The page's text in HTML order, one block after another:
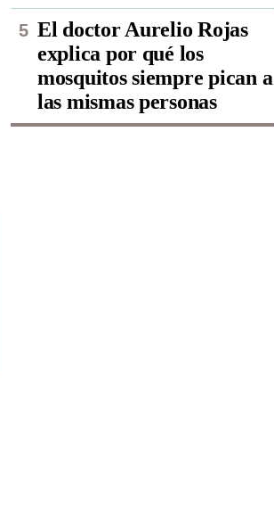
El doctor Aurelio Rojas
explica por qué los
mosquitos siempre pican a
las mismas personas